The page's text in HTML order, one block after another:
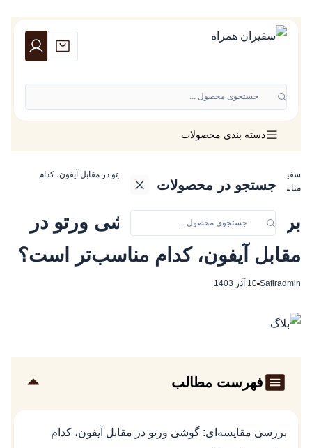
جستجوی محصول ...
جستجو در محصولات
دسته بندی محصولات
سفیران همراه
بررسی مقایسه‌ای: گوشی ورتو در مقابل آیفون، کدام
مناسب‌تر است؟
بررسی مقایسه‌ای: گوشی ورتو در
مقابل آیفون، کدام مناسب‌تر است؟
Safiradmin 10 آذر 1403
فهرست مطالب
بررسی مقایسه‌ای: گوشی ورتو در مقابل آیفون، کدام